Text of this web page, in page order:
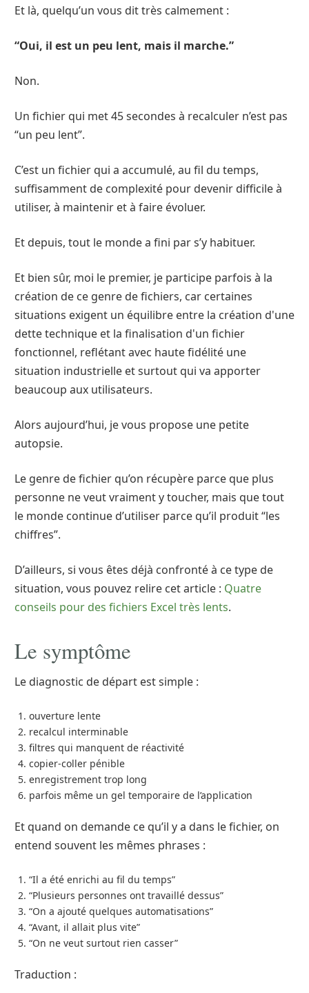
Et là, quelqu’un vous dit très calmement :
“Oui, il est un peu lent, mais il marche.”
Non.
Un fichier qui met 45 secondes à recalculer n’est pas
“un peu lent”.
C’est un fichier qui a accumulé, au fil du temps,
suffisamment de complexité pour devenir difficile à
utiliser, à maintenir et à faire évoluer.
Et depuis, tout le monde a fini par s’y habituer.
Et bien sûr, moi le premier, je participe parfois à la
création de ce genre de fichiers, car certaines
situations exigent un équilibre entre la création d'une
dette technique et la finalisation d'un fichier
fonctionnel, reflétant avec haute fidélité une
situation industrielle et surtout qui va apporter
beaucoup aux utilisateurs.
Alors aujourd’hui, je vous propose une petite
autopsie.
Le genre de fichier qu’on récupère parce que plus
personne ne veut vraiment y toucher, mais que tout
le monde continue d’utiliser parce qu’il produit “les
chiffres”.
D’ailleurs, si vous êtes déjà confronté à ce type de
situation, vous pouvez relire cet article : Quatre
conseils pour des fichiers Excel très lents.
Le symptôme
Le diagnostic de départ est simple :
ouverture lente
recalcul interminable
filtres qui manquent de réactivité
copier-coller pénible
enregistrement trop long
parfois même un gel temporaire de l’application
Et quand on demande ce qu’il y a dans le fichier, on
entend souvent les mêmes phrases :
“Il a été enrichi au fil du temps”
“Plusieurs personnes ont travaillé dessus”
“On a ajouté quelques automatisations”
“Avant, il allait plus vite”
“On ne veut surtout rien casser”
Traduction :